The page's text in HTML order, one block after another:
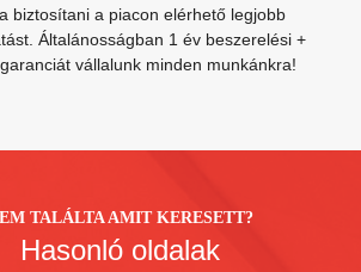
biztosítani a piacon elérhető legjobb
Általánosságban 1 év beszerelési +
vállalunk minden munkánkra!
TALÁLTA AMIT KERESETT?
Hasonló oldalak